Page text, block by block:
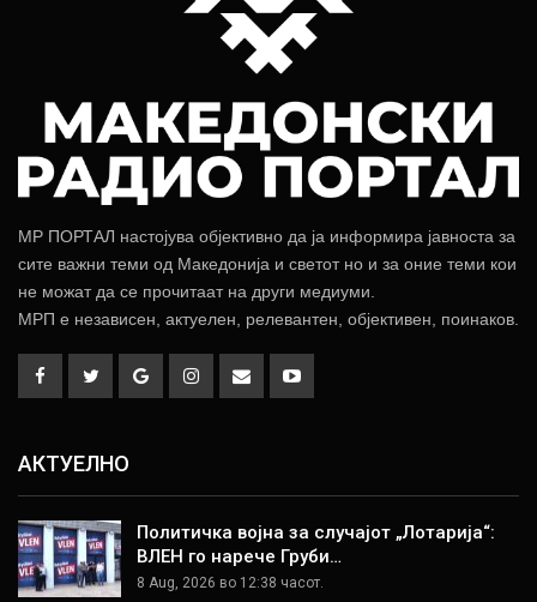
МР ПОРТАЛ настојува објективно да ја информира јавноста за
сите важни теми од Македонија и светот но и за оние теми кои
не можат да се прочитаат на други медиуми.
МРП е независен, актуелен, релевантен, објективен, поинаков.
АКТУЕЛНО
Политичка војна за случајот „Лотарија“:
ВЛЕН го нарече Груби…
8 Aug, 2026 во 12:38 часот.